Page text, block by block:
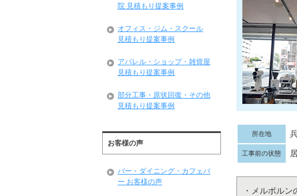
所在地
工事前の状態
・メルボル
院 見積もり提案事例
オフィス・ジム・スクール
見積もり提案事例
アパレル・ショップ・雑貨屋
見積もり提案事例
部分工事・原状回復・その他
見積もり提案事例
お客様の声
バー・ダイニング・カフェバ
ー お客様の声